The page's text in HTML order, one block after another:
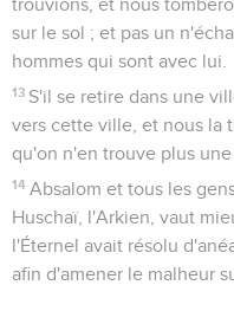
trouvions, et nous
sur le sol ; et pas un
hommes qui sont avec lui.
13 S'il se retire dans une
vers cette ville, et nous la
qu'on n'en trouve plus une
14 Absalom et tous les
Huschaï, l'Arkien, vaut
l'Éternel avait résolu
afin d'amener le malheur